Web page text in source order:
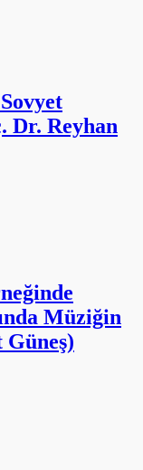
Dr. Reyhan
Müziğin